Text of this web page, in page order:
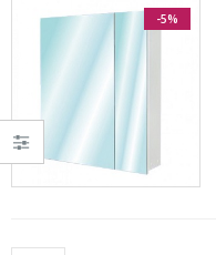
-5%